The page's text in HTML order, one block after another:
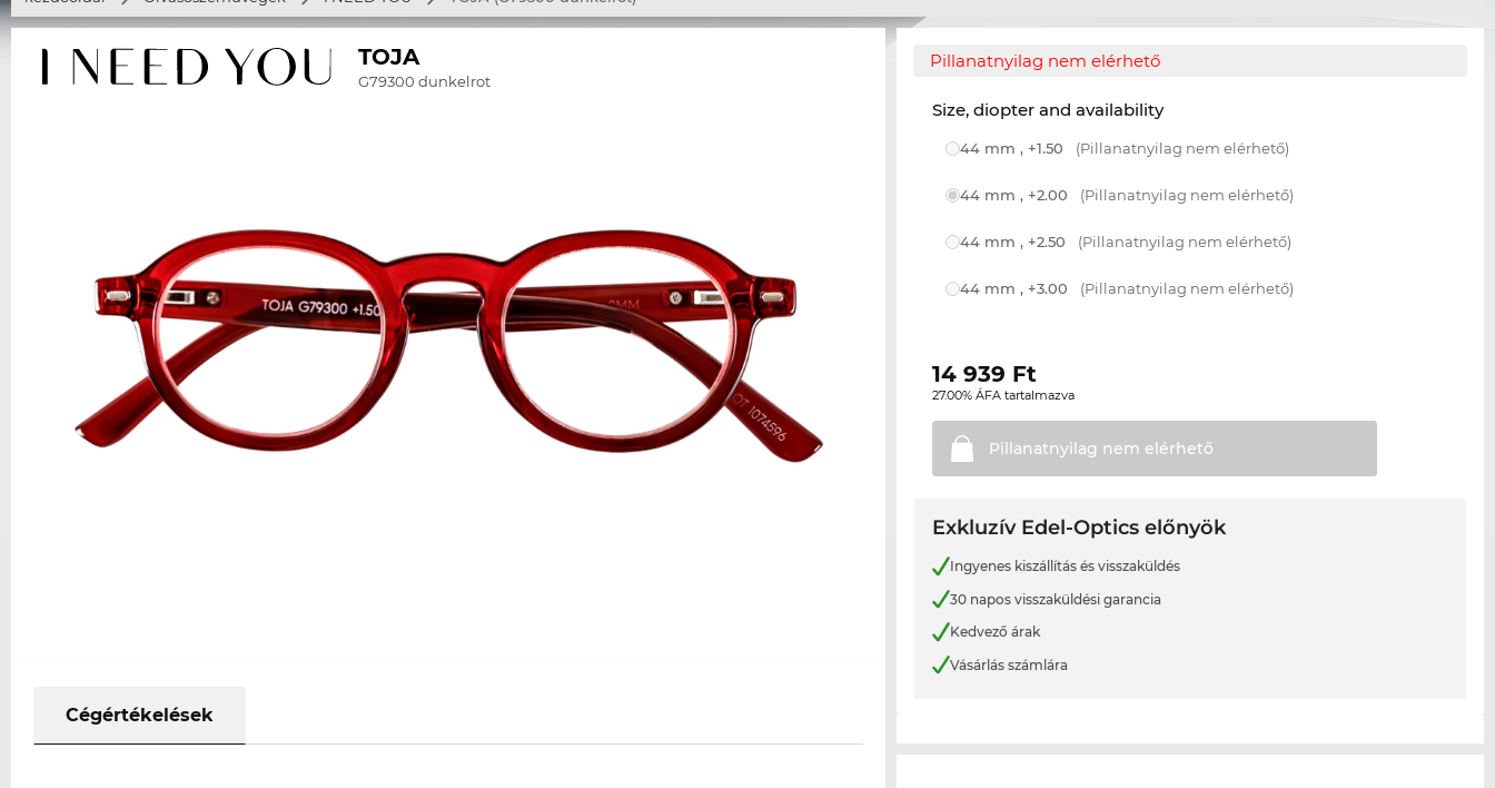
TOJA
G79300 dunkelrot
Cégértékelések
Pillanatnyilag nem elérhető
Size, diopter and availability
44 mm , +1.50 (Pillanatnyilag nem elérhető)
44 mm , +2.00 (Pillanatnyilag nem elérhető)
44 mm , +2.50 (Pillanatnyilag nem elérhető)
44 mm , +3.00 (Pillanatnyilag nem elérhető)
14 939 Ft
27.00% ÁFA tartalmazva
Pillanatnyilag nem elérhető
Exkluzív Edel-Optics előnyök
Ingyenes kiszállítás és visszaküldés
30 napos visszaküldési garancia
Kedvező árak
Vásárlás számlára